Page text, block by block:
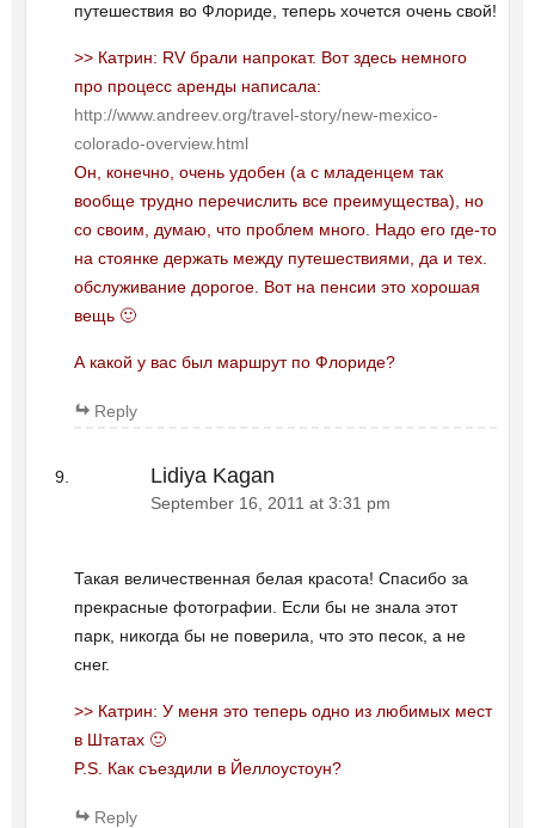
путешествия во Флориде, теперь хочется очень свой!
>> Катрин: RV брали напрокат. Вот здесь немного
про процесс аренды написала:
http://www.andreev.org/travel-story/new-mexico-
colorado-overview.html
Он, конечно, очень удобен (а с младенцем так
вообще трудно перечислить все преимущества), но
со своим, думаю, что проблем много. Надо его где-то
на стоянке держать между путешествиями, да и тех.
обслуживание дорогое. Вот на пенсии это хорошая
вещь 🙂
А какой у вас был маршрут по Флориде?
Reply
Lidiya Kagan
September 16, 2011 at 3:31 pm
Такая величественная белая красота! Спасибо за
прекрасные фотографии. Если бы не знала этот
парк, никогда бы не поверила, что это песок, а не
снег.
>> Катрин: У меня это теперь одно из любимых мест
в Штатах 🙂
P.S. Как съездили в Йеллоустоун?
Reply